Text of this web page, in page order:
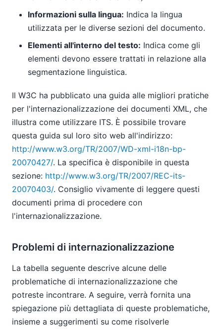
Informazioni sulla lingua: Indica la lingua
utilizzata per le diverse sezioni del documento.
Elementi all'interno del testo: Indica come gli
elementi devono essere trattati in relazione alla
segmentazione linguistica.
Il W3C ha pubblicato una guida alle migliori pratiche
per l'internazionalizzazione dei documenti XML, che
illustra come utilizzare ITS. È possibile trovare
questa guida sul loro sito web all'indirizzo:
http://www.w3.org/TR/2007/WD-xml-i18n-bp-
20070427/. La specifica è disponibile in questa
sezione: http://www.w3.org/TR/2007/REC-its-
20070403/. Consiglio vivamente di leggere questi
documenti prima di procedere con
l'internazionalizzazione.
Problemi di internazionalizzazione
La tabella seguente descrive alcune delle
problematiche di internazionalizzazione che
potreste incontrare. A seguire, verrà fornita una
spiegazione più dettagliata di queste problematiche,
insieme a suggerimenti su come risolverle